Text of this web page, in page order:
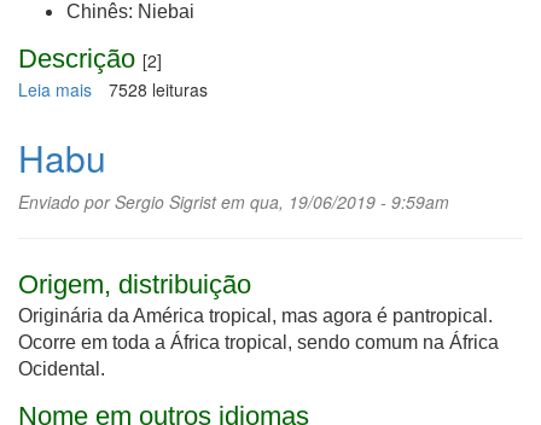
Chinês: Niebai
Descrição [2]
Leia mais sobre
7528 leituras
Habu
Enviado porSergio Sigristem qua, 19/06/2019 - 9:59am
Origem, distribuição
Originária da América tropical, mas agora é pantropical.
Ocorre em toda a África tropical, sendo comum na África
Ocidental.
Nome em outros idiomas